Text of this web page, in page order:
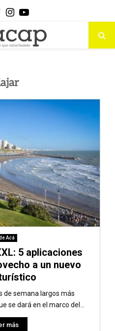
Twitter
Instagram
Youtube
Acá
5 aplicaciones
a un nuevo
de semana largos más
se dará en el marco del...
más